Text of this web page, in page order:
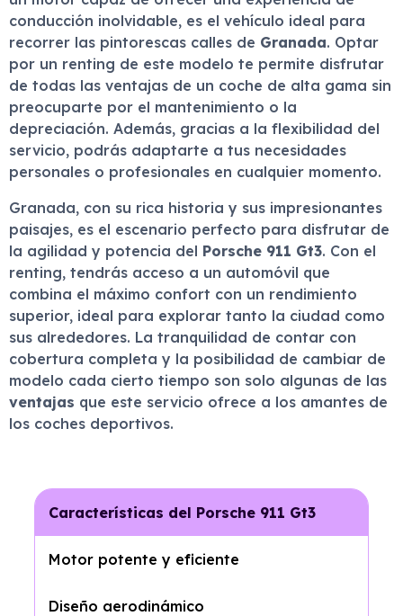
conducción inolvidable, es el vehículo ideal para
recorrer las pintorescas calles de Granada. Optar
por un renting de este modelo te permite disfrutar
de todas las ventajas de un coche de alta gama sin
preocuparte por el mantenimiento o la
depreciación. Además, gracias a la flexibilidad del
servicio, podrás adaptarte a tus necesidades
personales o profesionales en cualquier momento.
Granada, con su rica historia y sus impresionantes
paisajes, es el escenario perfecto para disfrutar de
la agilidad y potencia del Porsche 911 Gt3. Con el
renting, tendrás acceso a un automóvil que
combina el máximo confort con un rendimiento
superior, ideal para explorar tanto la ciudad como
sus alrededores. La tranquilidad de contar con
cobertura completa y la posibilidad de cambiar de
modelo cada cierto tiempo son solo algunas de las
ventajas que este servicio ofrece a los amantes de
los coches deportivos.
Características del Porsche 911 Gt3
Motor potente y eficiente
Diseño aerodinámico